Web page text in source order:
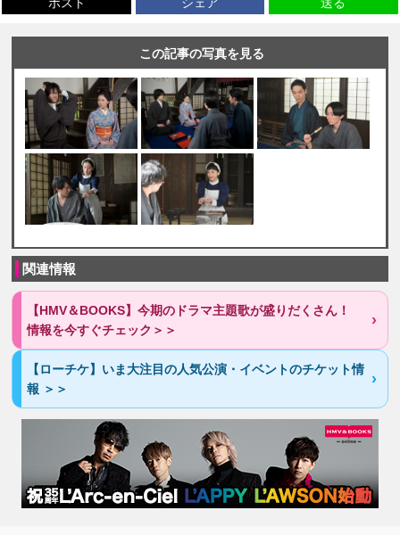
ポスト シェア 送る
この記事の写真を見る
関連情報
【HMV＆BOOKS】今期のドラマ主題歌が盛りだくさん！
情報を今すぐチェック＞＞
【ローチケ】いま大注目の人気公演・イベントのチケット情
報 ＞＞